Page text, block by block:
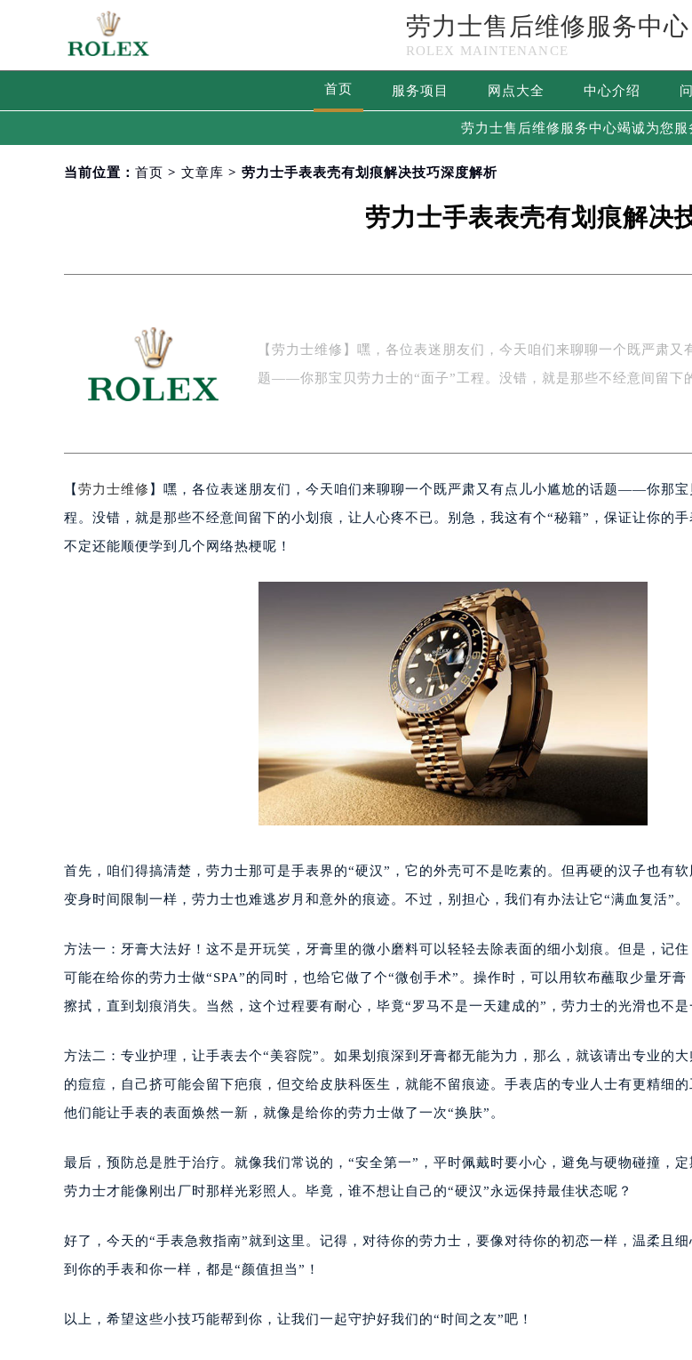
劳力士售后维修服务中心
ROLEX MAINTENANCE
首页 服务项目 网点大全 中心介绍
劳力士售后维修服务中心竭诚为您服
当前位置： 首页 > 文章库 > 劳力士手表表壳有划痕解决技巧深度解析
劳力士手表表壳有划痕解决
【劳力士维修】嘿，各位表迷朋友们，今天咱们来聊聊一个既严肃又
题——你那宝贝劳力士的“面子”工程。没错，就是那些不经意间留下
【 劳力士维修 】嘿，各位表迷朋友们，今天咱们来聊聊一个既严肃又有点儿小尴尬的话题——你那宝
程。没错，就是那些不经意间留下的小划痕，让人心疼不已。别急，我这有个“秘籍”，保证让你的
不定还能顺便学到几个网络热梗呢！
首先，咱们得搞清楚，劳力士那可是手表界的“硬汉”，它的外壳可不是吃素的。但再硬的汉子也有
变身时间限制一样，劳力士也难逃岁月和意外的痕迹。不过，别担心，我们有办法让它“满血复活”。
方法一：牙膏大法好！这不是开玩笑，牙膏里的微小磨料可以轻轻去除表面的细小划痕。但是，记
可能在给你的劳力士做“SPA”的同时，也给它做了个“微创手术”。操作时，可以用软布蘸取少量牙膏
擦拭，直到划痕消失。当然，这个过程要有耐心，毕竟“罗马不是一天建成的”，劳力士的光滑也不是
方法二：专业护理，让手表去个“美容院”。如果划痕深到牙膏都无能为力，那么，就该请出专业的
的痘痘，自己挤可能会留下疤痕，但交给皮肤科医生，就能不留痕迹。手表店的专业人士有更精细的
他们能让手表的表面焕然一新，就像是给你的劳力士做了一次“换肤”。
最后，预防总是胜于治疗。就像我们常说的，“安全第一”，平时佩戴时要小心，避免与硬物碰撞，
劳力士才能像刚出厂时那样光彩照人。毕竟，谁不想让自己的“硬汉”永远保持最佳状态呢？
好了，今天的“手表急救指南”就到这里。记得，对待你的劳力士，要像对待你的初恋一样，温柔且
到你的手表和你一样，都是“颜值担当”！
以上，希望这些小技巧能帮到你，让我们一起守护好我们的“时间之友”吧！